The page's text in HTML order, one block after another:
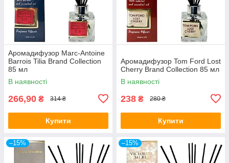
Аромадифузор Marc-Antoine
Barrois Tilia Brand Collection
85 мл
В наявності
266,90 ₴ 314 ₴
Купити
Аромадифузор Tom Ford Lost
Cherry Brand Collection 85 мл
В наявності
238 ₴ 280 ₴
Купити
–15% –15%